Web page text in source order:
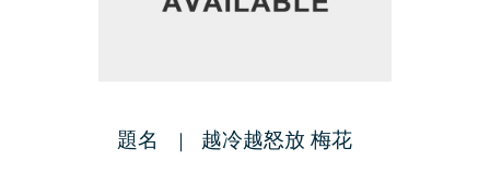
題名 越冷越怒放 梅花